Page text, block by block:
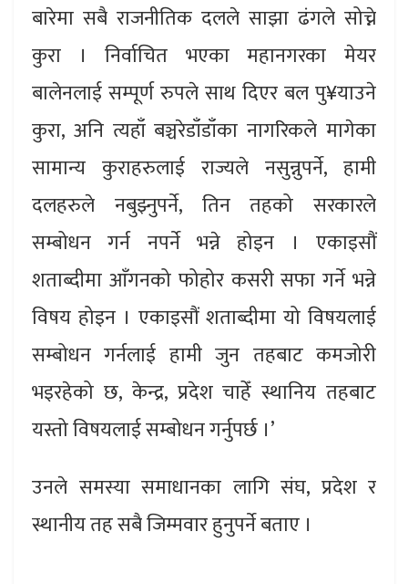
बारेमा सबै राजनीतिक दलले साझा ढंगले सोच्ने
कुरा । निर्वाचित भएका महानगरका मेयर
बालेनलाई सम्पूर्ण रुपले साथ दिएर बल पु¥याउने
कुरा, अनि त्यहाँ बञ्चरेडाँडाँका नागरिकले मागेका
सामान्य कुराहरुलाई राज्यले नसुन्नुपर्ने, हामी
दलहरुले नबुझ्नुपर्ने, तिन तहको सरकारले
सम्बोधन गर्न नपर्ने भन्ने होइन । एकाइसौं
शताब्दीमा आँगनको फोहोर कसरी सफा गर्ने भन्ने
विषय होइन । एकाइसौं शताब्दीमा यो विषयलाई
सम्बोधन गर्नलाई हामी जुन तहबाट कमजोरी
भइरहेको छ, केन्द्र, प्रदेश चाहेँ स्थानिय तहबाट
यस्तो विषयलाई सम्बोधन गर्नुपर्छ ।’
उनले समस्या समाधानका लागि संघ, प्रदेश र
स्थानीय तह सबै जिम्मवार हुनुपर्ने बताए ।